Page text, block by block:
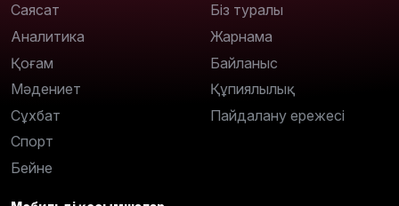
Саясат
Аналитика
Қоғам
Мәдениет
Сұхбат
Спорт
Бейне
Біз туралы
Жарнама
Байланыс
Құпиялылық
Пайдалану ережесі